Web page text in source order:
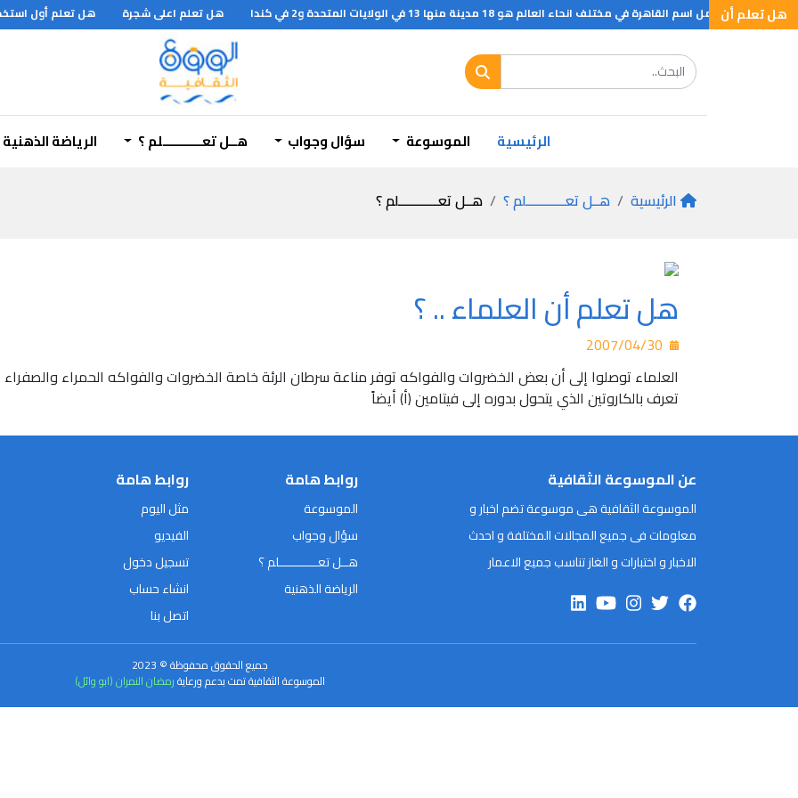
هل تعلم أن
تحمل اسم القاهرة في مختلف انحاء العالم هو 18 مدينة منها 13 في الولايات المتحدة و2 في كندا هل تعلم اعلى شجرة هل تعلم أول
الرئيسية الموسوعة سؤال وجواب هــل تعـــــــــــلم ؟ الرياضة الذهنية
الرئيسية هــل تعـــــــــــلم ؟ هــل تعـــــــــــلم ؟
هل تعلم أن العلماء .. ؟
العلماء توصلوا إلى أن بعض الخضروات والفواكه توفر مناعة سرطان الرئة خاصة الخضروات والفواكه الحمراء
تعرف بالكاروتين الذي يتحول بدوره إلى فيتامين (أ) أيضاً
عن الموسوعة الثقافية
الموسوعة الثقافية هى موسوعة تضم اخبار و
معلومات فى جميع المجالات المختلفة و احدث
الاخبار و اختبارات و الغاز تناسب جميع الاعمار
روابط هامة
الموسوعة
سؤال وجواب
هــل تعـــــــــــلم ؟
الرياضة الذهنية
روابط هامة
مثل اليوم
الفيديو
تسجيل دخول
انشاء حساب
اتصل بنا
جميع الحقوق محفوظة © 2023
الموسوعة الثقافية تمت بدعم ورعايةرمضان النمران (ابو وائل)